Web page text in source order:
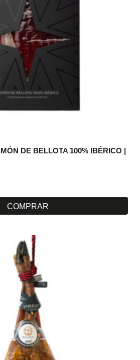
DE BELLOTA 100% IBÉRICO |
COMPRAR